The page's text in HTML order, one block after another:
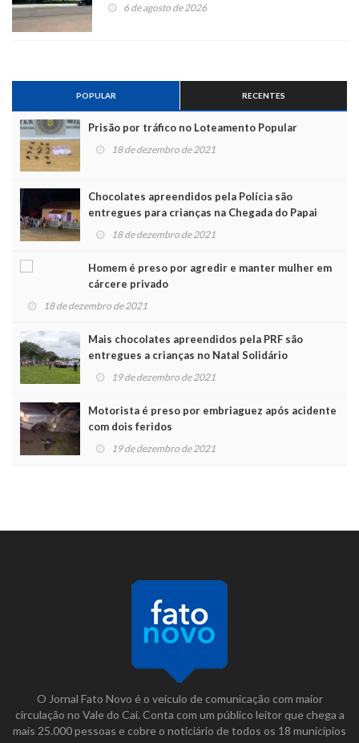
6 de agosto de 2026
POPULAR RECENTES
Prisão por tráfico no Loteamento Popular
18 de dezembro de 2021
Chocolates apreendidos pela Polícia são
entregues para crianças na Chegada do Papai
Noel 18 de dezembro de 2021
Homem é preso por agredir e manter mulher em
cárcere privado
18 de dezembro de 2021
Mais chocolates apreendidos pela PRF são
entregues a crianças no Natal Solidário
19 de dezembro de 2021
Motorista é preso por embriaguez após acidente
com dois feridos
19 de dezembro de 2021
O Jornal Fato Novo é o veículo de comunicação com maior
circulação no Vale do Caí. Conta com um público leitor que chega a
mais 25.000 pessoas e cobre o noticiário de todos os 18 municípios